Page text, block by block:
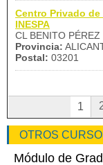
Centro Privado
INESPA
CL BENITO
Provincia:
Postal: 03201
1
OTROS
Módulo de